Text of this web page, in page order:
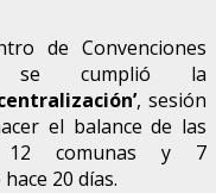
de Convenciones
se cumplió la
, sesión
el balance de las
12 comunas y 7
20 días.